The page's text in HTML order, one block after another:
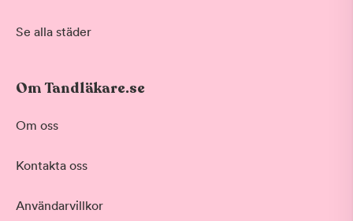
Se alla städer
Om Tandläkare.se
Om oss
Kontakta oss
Användarvillkor